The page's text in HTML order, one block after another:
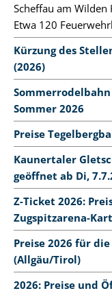
Scheffau am Wilden
Etwa 120
Kürzung des
(2026)
Sommerrodelbahn
Sommer 2026
Preise
Kaunertaler
geöffnet ab Di,
Z-Ticket 2026:
Zugspitzarena-
Preise 2026 für
(Allgäu/Tirol)
2026: Preise und